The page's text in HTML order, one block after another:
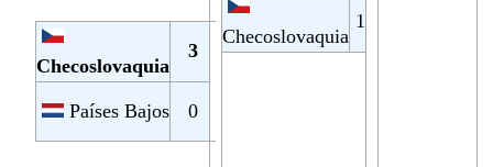
Checoslovaquia
1
Checoslovaquia
3
Países Bajos 0